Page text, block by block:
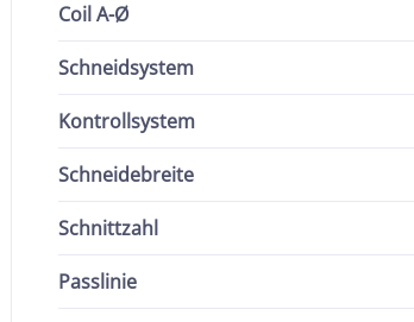
Coil A-Ø
Schneidsystem
Kontrollsystem
Schneidebreite
Schnittzahl
Passlinie